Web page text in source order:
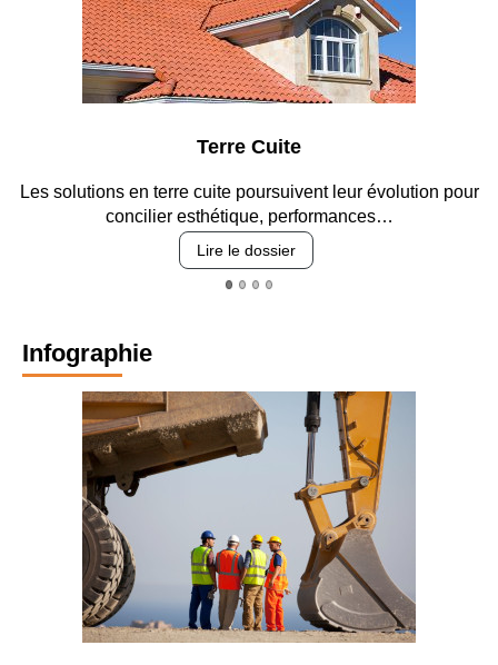
Terre Cuite
Les solutions en terre cuite poursuivent leur évolution pour
concilier esthétique, performances…
Lire le dossier
Infographie